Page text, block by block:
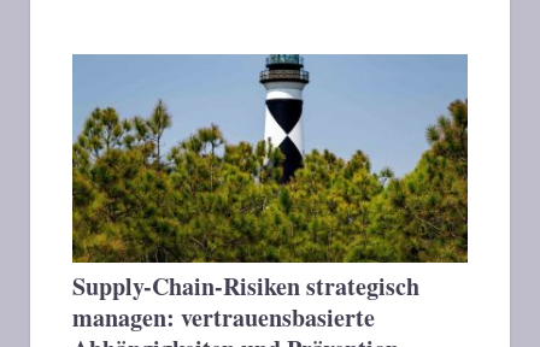
Supply-Chain-Risiken strategisch
managen: vertrauensbasierte